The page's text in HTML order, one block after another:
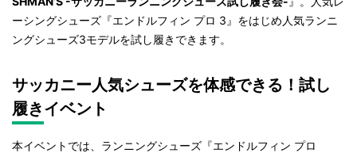
ーシングシューズ『エンドルフィン プロ 3』をはじめ人気ランニ
ングシューズ3モデルを試し履きできます。
サッカニー人気シューズを体感できる！試し
履きイベント
本イベントでは、ランニングシューズ『エンドルフィン プロ